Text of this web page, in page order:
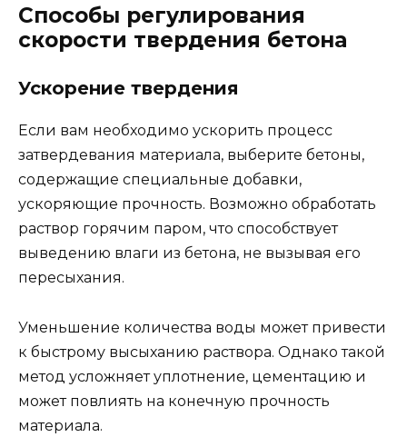
Способы регулирования
скорости твердения бетона
Ускорение твердения
Если вам необходимо ускорить процесс
затвердевания материала, выберите бетоны,
содержащие специальные добавки,
ускоряющие прочность. Возможно обработать
раствор горячим паром, что способствует
выведению влаги из бетона, не вызывая его
пересыхания.
Уменьшение количества воды может привести
к быстрому высыханию раствора. Однако такой
метод усложняет уплотнение, цементацию и
может повлиять на конечную прочность
материала.